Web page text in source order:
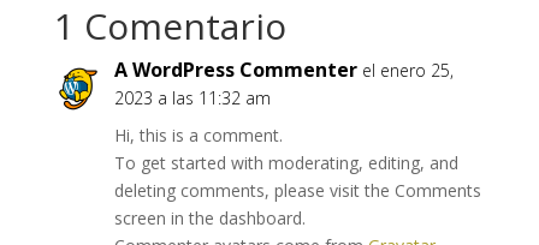
1 Comentario
A WordPress Commenter el enero 25,
2023 a las 11:32 am
Hi, this is a comment.
To get started with moderating, editing, and
deleting comments, please visit the Comments
screen in the dashboard.